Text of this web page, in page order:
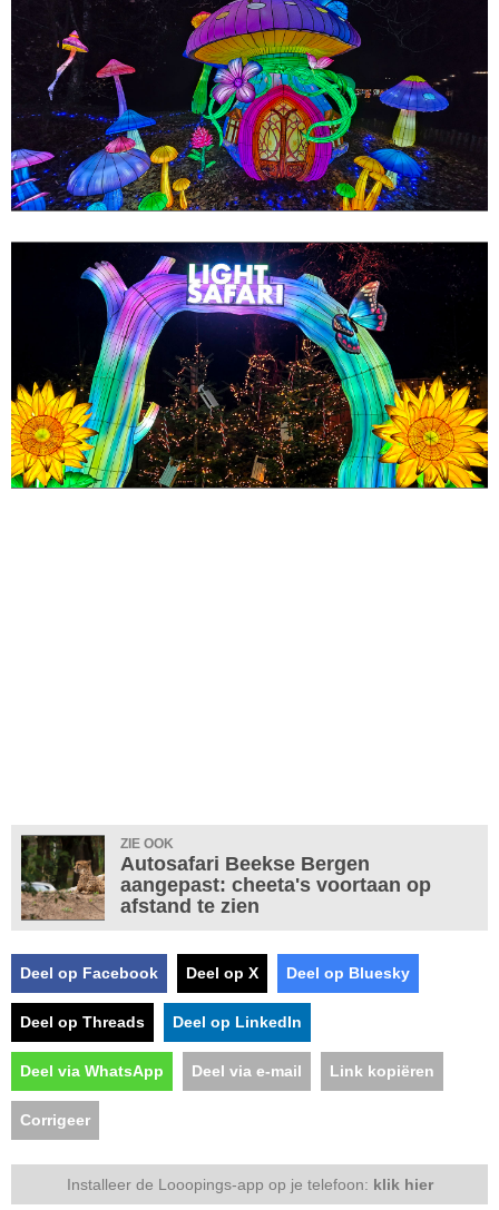
ZIE OOK
Autosafari Beekse Bergen
aangepast: cheeta's voortaan op
afstand te zien
Deel op Facebook Deel op X Deel op Bluesky
Deel op Threads Deel op LinkedIn
Deel via WhatsApp Deel via e-mail Link kopiëren
Corrigeer
Installeer de Looopings-app op je telefoon: klik hier